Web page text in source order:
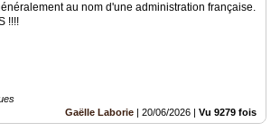
au nom d'une administration française.
!!!!
Gaëlle Laborie | 20/06/2026 | Vu 9279 fois